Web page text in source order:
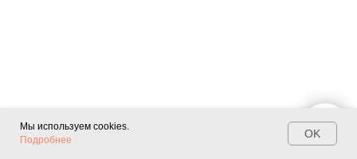
Мы используем cookies.
Подробнее
OK